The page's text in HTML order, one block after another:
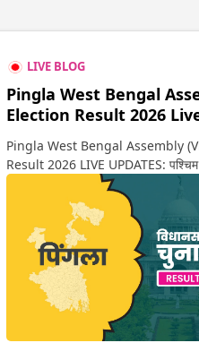
LIVE BLOG
Pingla West Bengal
Election Result 2026
Pingla West Bengal Assembly
Result 2026 LIVE UPDATES: पश्चिम
2026 की गिनती अगले कुछ ही देर में शुरू
पिंगला सीट पर कौन आगे-कौन पीछे से
रुझान. साथ ही पाइए इस सीट पर हो रही
वो भी रियल टाइम में